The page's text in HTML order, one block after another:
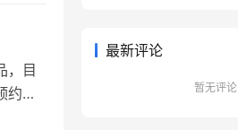
，目
约的
最新评论
暂无评论